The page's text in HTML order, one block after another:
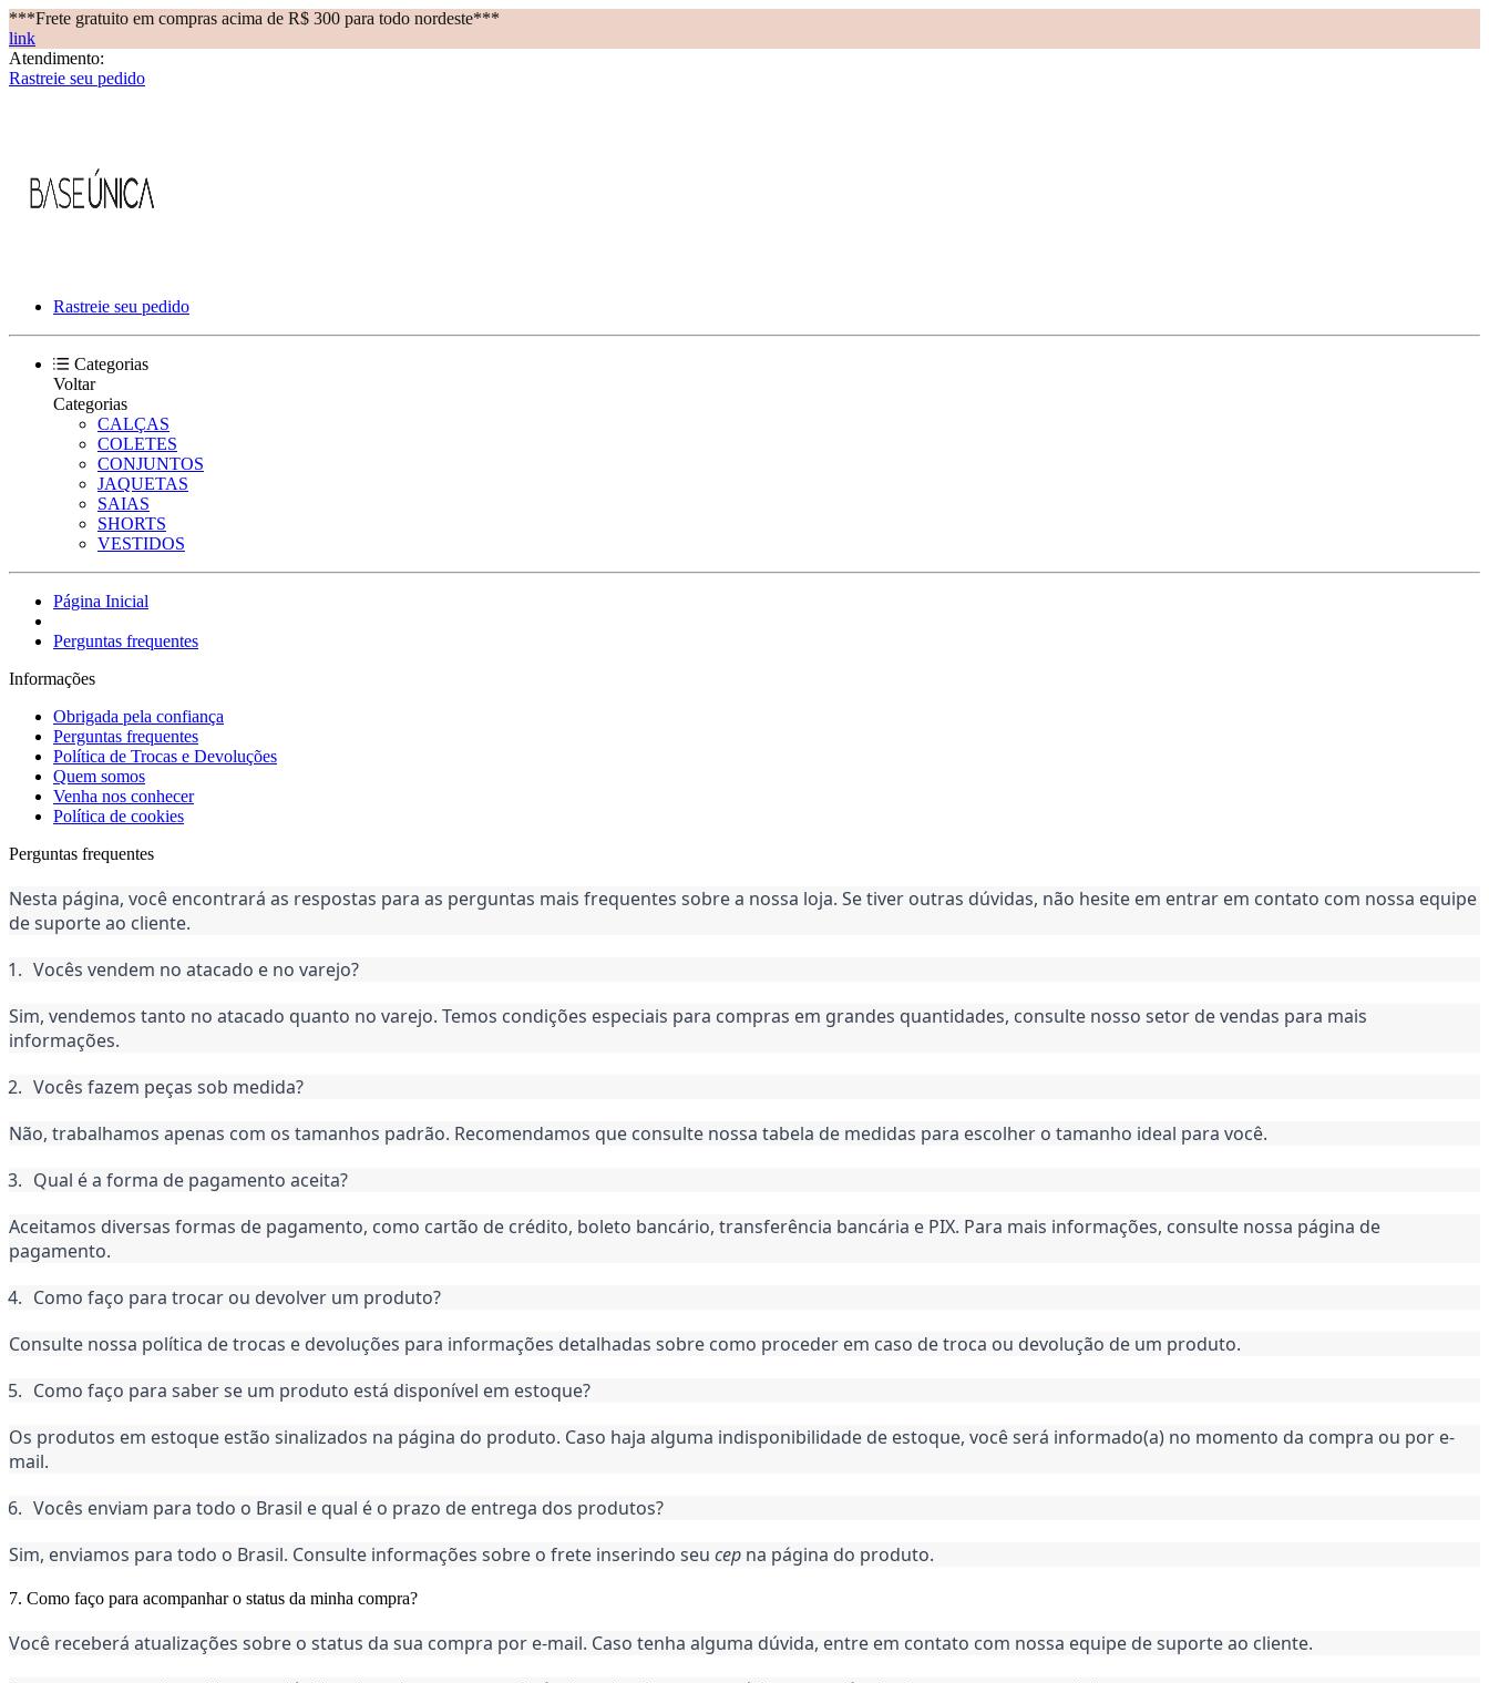
***Frete gratuito em compras acima de R$ 300 para todo nordeste***
link
Atendimento:
Rastreie seu pedido
Rastreie seu pedido
Categorias
Voltar
Categorias
CALÇAS
COLETES
CONJUNTOS
JAQUETAS
SAIAS
SHORTS
VESTIDOS
Página Inicial
Perguntas frequentes
Informações
Obrigada pela confiança
Perguntas frequentes
Política de Trocas e Devoluções
Quem somos
Venha nos conhecer
Política de cookies
Perguntas frequentes
Nesta página, você encontrará as respostas para as perguntas mais frequentes sobre a nossa loja. Se tiver outras dúvidas, não hesite em entrar em contato com nossa equipe
de suporte ao cliente.
Vocês vendem no atacado e no varejo?
Sim, vendemos tanto no atacado quanto no varejo. Temos condições especiais para compras em grandes quantidades, consulte nosso setor de vendas para mais
informações.
Vocês fazem peças sob medida?
Não, trabalhamos apenas com os tamanhos padrão. Recomendamos que consulte nossa tabela de medidas para escolher o tamanho ideal para você.
Qual é a forma de pagamento aceita?
Aceitamos diversas formas de pagamento, como cartão de crédito, boleto bancário, transferência bancária e PIX. Para mais informações, consulte nossa página de
pagamento.
Como faço para trocar ou devolver um produto?
Consulte nossa política de trocas e devoluções para informações detalhadas sobre como proceder em caso de troca ou devolução de um produto.
Como faço para saber se um produto está disponível em estoque?
Os produtos em estoque estão sinalizados na página do produto. Caso haja alguma indisponibilidade de estoque, você será informado(a) no momento da compra ou por e-
mail.
Vocês enviam para todo o Brasil e qual é o prazo de entrega dos produtos?
Sim, enviamos para todo o Brasil. Consulte informações sobre o frete inserindo seu cep na página do produto.
7. Como faço para acompanhar o status da minha compra?
Você receberá atualizações sobre o status da sua compra por e-mail. Caso tenha alguma dúvida, entre em contato com nossa equipe de suporte ao cliente.